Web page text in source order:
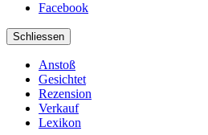
Facebook
Schliessen
Anstoß
Gesichtet
Rezension
Verkauf
Lexikon